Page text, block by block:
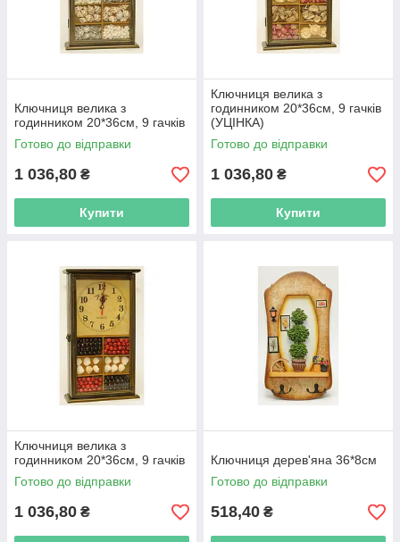
Ключниця велика з
годинником 20*36см, 9 гачків
Готово до відправки
1 036,80 ₴
Купити
Ключниця велика з
годинником 20*36см, 9 гачків
(УЦІНКА)
Готово до відправки
1 036,80 ₴
Купити
Ключниця велика з
годинником 20*36см, 9 гачків
Готово до відправки
1 036,80 ₴
Ключниця дерев'яна 36*8см
Готово до відправки
518,40 ₴